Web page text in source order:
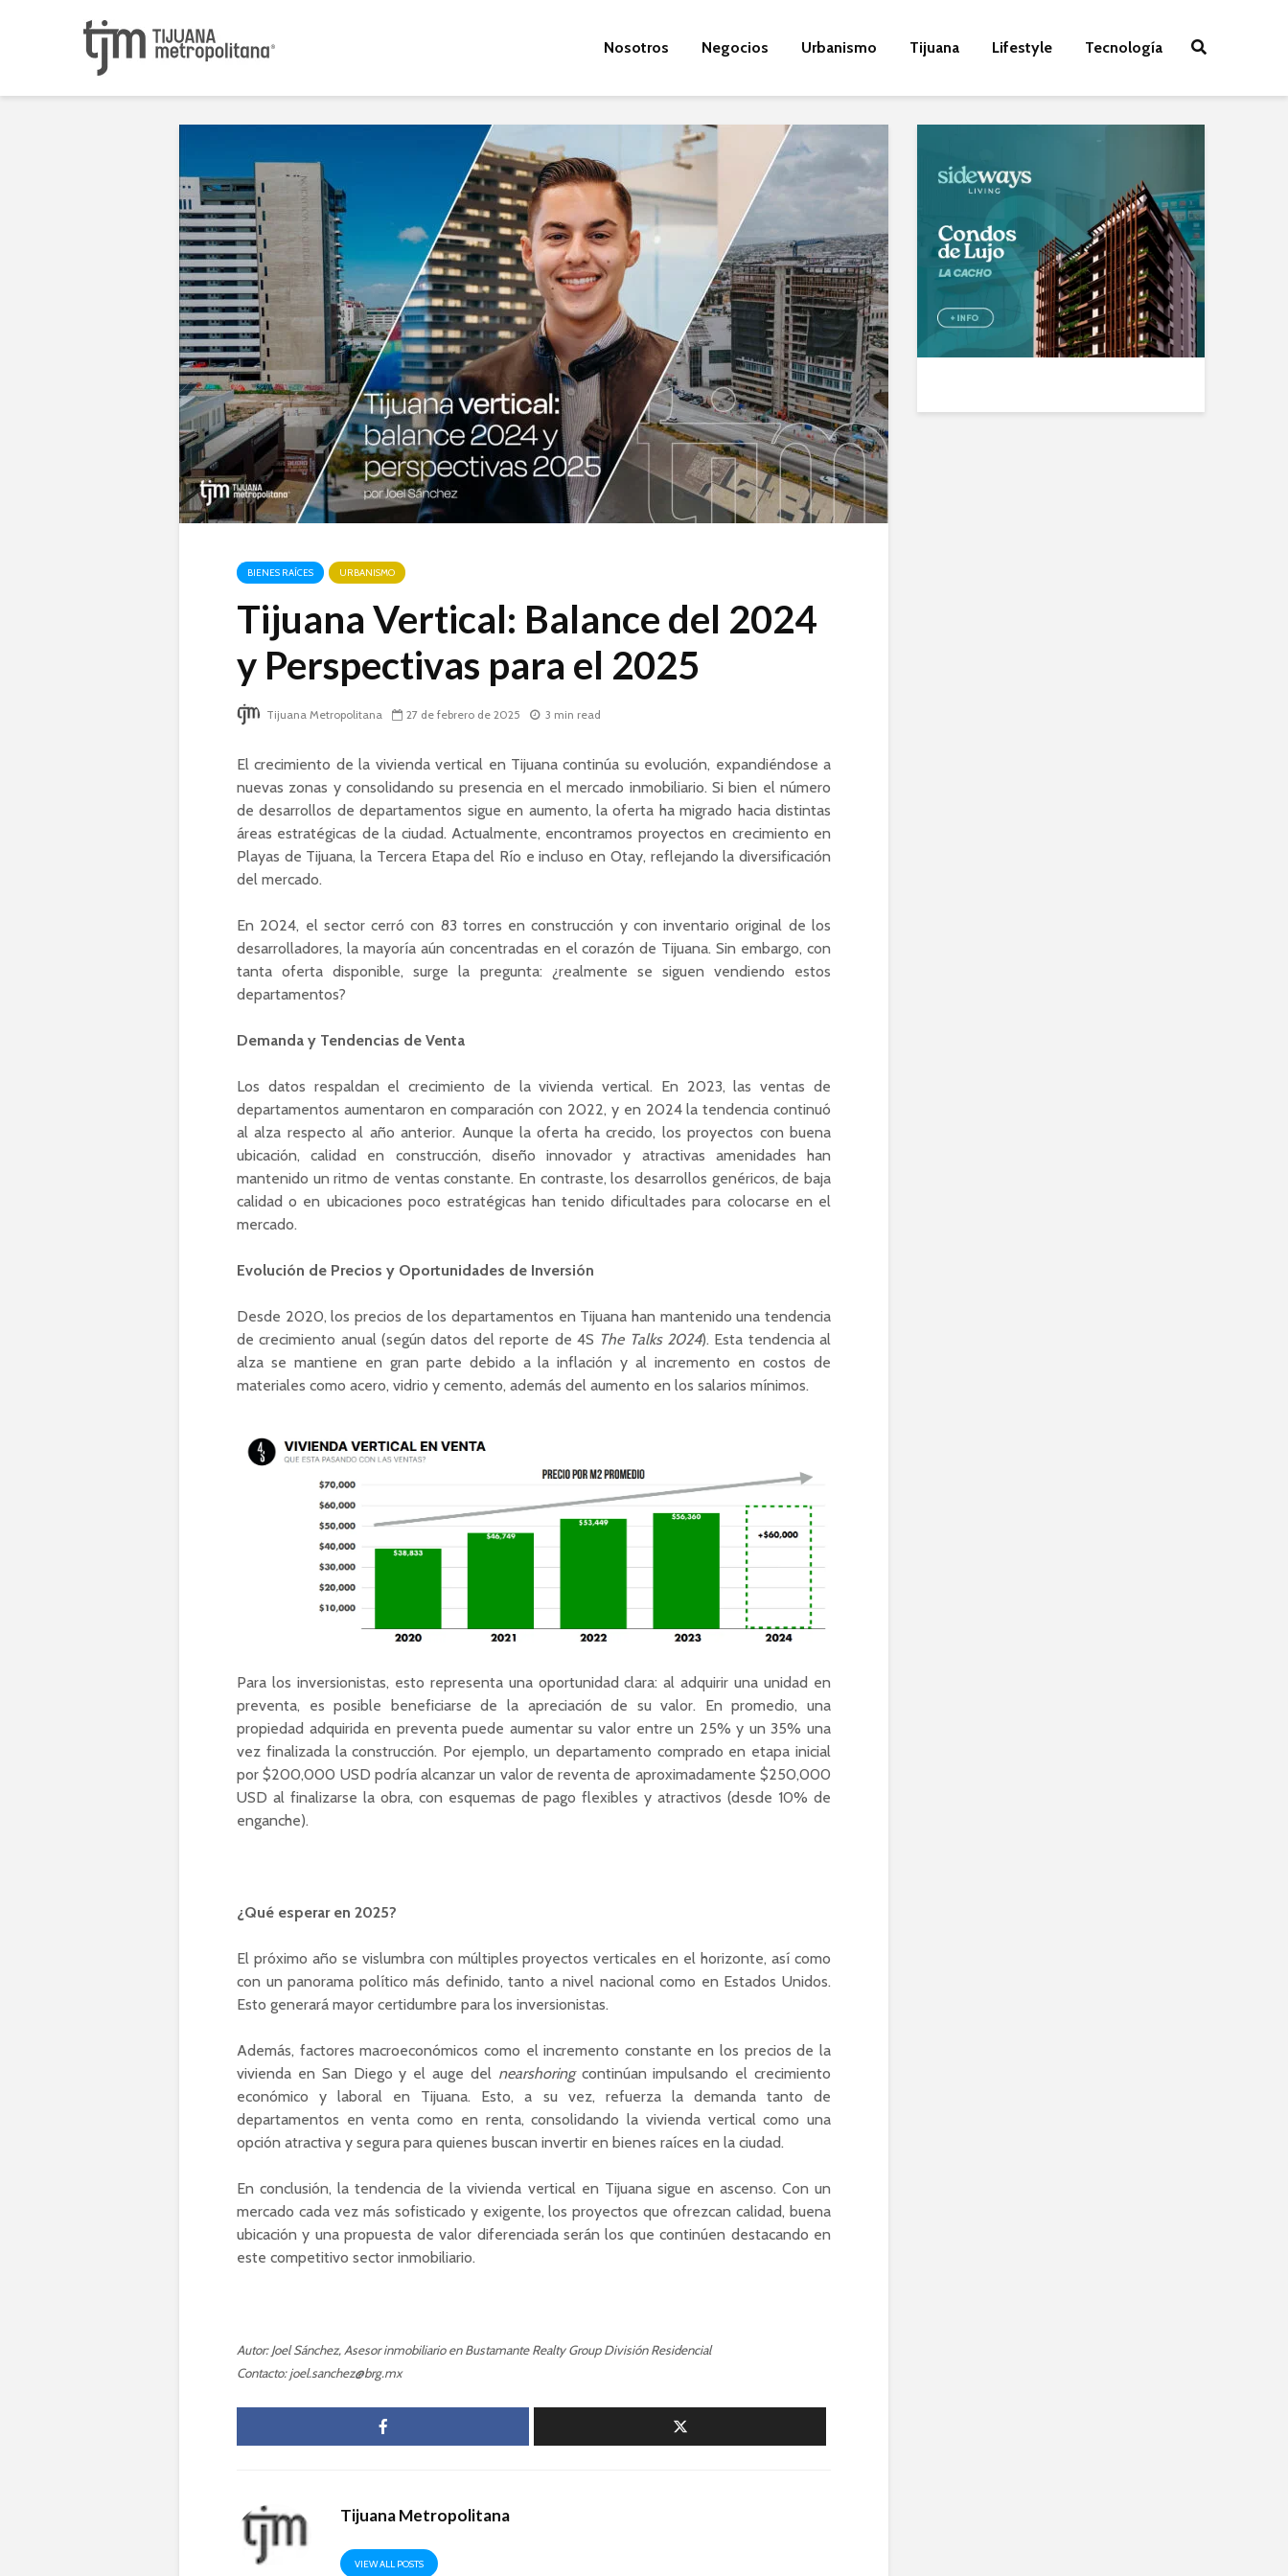
Nosotros Negocios Urbanismo Tijuana Lifestyle Tecnología
BIENES RAÍCES URBANISMO
Tijuana Vertical: Balance del 2024
y Perspectivas para el 2025
Tijuana Metropolitana 27 de febrero de 2025 3 min read
El crecimiento de la vivienda vertical en Tijuana continúa su evolución, expandiéndose a
nuevas zonas y consolidando su presencia en el mercado inmobiliario. Si bien el número
de desarrollos de departamentos sigue en aumento, la oferta ha migrado hacia distintas
áreas estratégicas de la ciudad. Actualmente, encontramos proyectos en crecimiento en
Playas de Tijuana, la Tercera Etapa del Río e incluso en Otay, reflejando la diversificación
del mercado.
En 2024, el sector cerró con 83 torres en construcción y con inventario original de los
desarrolladores, la mayoría aún concentradas en el corazón de Tijuana. Sin embargo, con
tanta oferta disponible, surge la pregunta: ¿realmente se siguen vendiendo estos
departamentos?
Demanda y Tendencias de Venta
Los datos respaldan el crecimiento de la vivienda vertical. En 2023, las ventas de
departamentos aumentaron en comparación con 2022, y en 2024 la tendencia continuó
al alza respecto al año anterior. Aunque la oferta ha crecido, los proyectos con buena
ubicación, calidad en construcción, diseño innovador y atractivas amenidades han
mantenido un ritmo de ventas constante. En contraste, los desarrollos genéricos, de baja
calidad o en ubicaciones poco estratégicas han tenido dificultades para colocarse en el
mercado.
Evolución de Precios y Oportunidades de Inversión
Desde 2020, los precios de los departamentos en Tijuana han mantenido una tendencia
de crecimiento anual (según datos del reporte de 4S The Talks 2024). Esta tendencia al
alza se mantiene en gran parte debido a la inflación y al incremento en costos de
materiales como acero, vidrio y cemento, además del aumento en los salarios mínimos.
Para los inversionistas, esto representa una oportunidad clara: al adquirir una unidad en
preventa, es posible beneficiarse de la apreciación de su valor. En promedio, una
propiedad adquirida en preventa puede aumentar su valor entre un 25% y un 35% una
vez finalizada la construcción. Por ejemplo, un departamento comprado en etapa inicial
por $200,000 USD podría alcanzar un valor de reventa de aproximadamente $250,000
USD al finalizarse la obra, con esquemas de pago flexibles y atractivos (desde 10% de
enganche).
¿Qué esperar en 2025?
El próximo año se vislumbra con múltiples proyectos verticales en el horizonte, así como
con un panorama político más definido, tanto a nivel nacional como en Estados Unidos.
Esto generará mayor certidumbre para los inversionistas.
Además, factores macroeconómicos como el incremento constante en los precios de la
vivienda en San Diego y el auge del nearshoringcontinúan impulsando el crecimiento
económico y laboral en Tijuana. Esto, a su vez, refuerza la demanda tanto de
departamentos en venta como en renta, consolidando la vivienda vertical como una
opción atractiva y segura para quienes buscan invertir en bienes raíces en la ciudad.
En conclusión, la tendencia de la vivienda vertical en Tijuana sigue en ascenso. Con un
mercado cada vez más sofisticado y exigente, los proyectos que ofrezcan calidad, buena
ubicación y una propuesta de valor diferenciada serán los que continúen destacando en
este competitivo sector inmobiliario.
Autor: Joel Sánchez, Asesor inmobiliario en Bustamante Realty Group División Residencial
Contacto: joel.sanchez@brg.mx
Tijuana Metropolitana
VIEW ALL POSTS